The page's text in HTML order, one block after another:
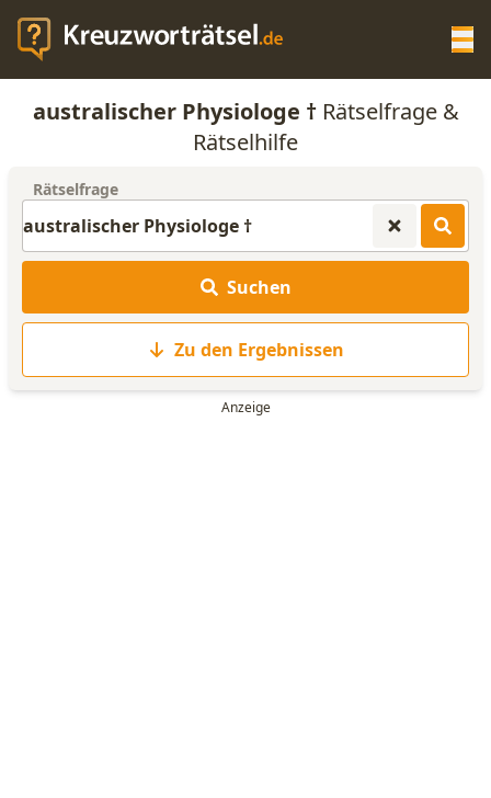
KREUZWORTRÄTSEL-HILFE
ANAGRAMM-GENERATOR
WORTLISTE
australischer Physiologe †Rätselfrage &
Rätselhilfe
Rätselfrage
Suchen
Zu den Ergebnissen